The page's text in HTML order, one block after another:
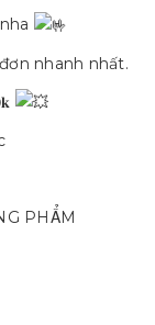
nhanh nhất.
PHẨM